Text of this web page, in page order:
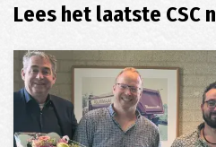
Lees het laatste CSC